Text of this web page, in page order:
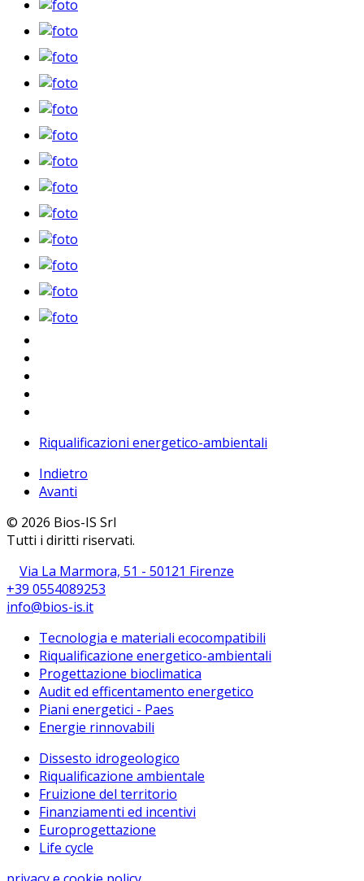
Riqualificazioni energetico-ambientali
Indietro
Avanti
© 2026 Bios-IS Srl
Tutti i diritti riservati.
Via La Marmora, 51 - 50121 Firenze
+39 0554089253
info@bios-is.it
Tecnologia e materiali ecocompatibili
Riqualificazione energetico-ambientali
Progettazione bioclimatica
Audit ed efficentamento energetico
Piani energetici - Paes
Energie rinnovabili
Dissesto idrogeologico
Riqualificazione ambientale
Fruizione del territorio
Finanziamenti ed incentivi
Europrogettazione
Life cycle